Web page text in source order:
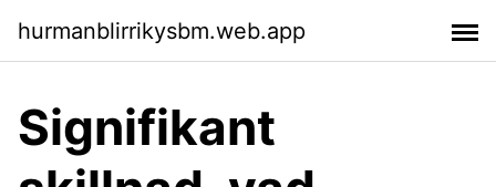
hurmanblirrikysbm.web.app
Signifikant